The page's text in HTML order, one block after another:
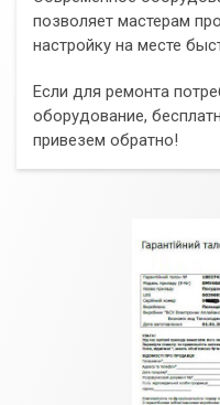
позволяет мастерам
настройку на месте
Если для ремонта
оборудование,
привезем обратно!